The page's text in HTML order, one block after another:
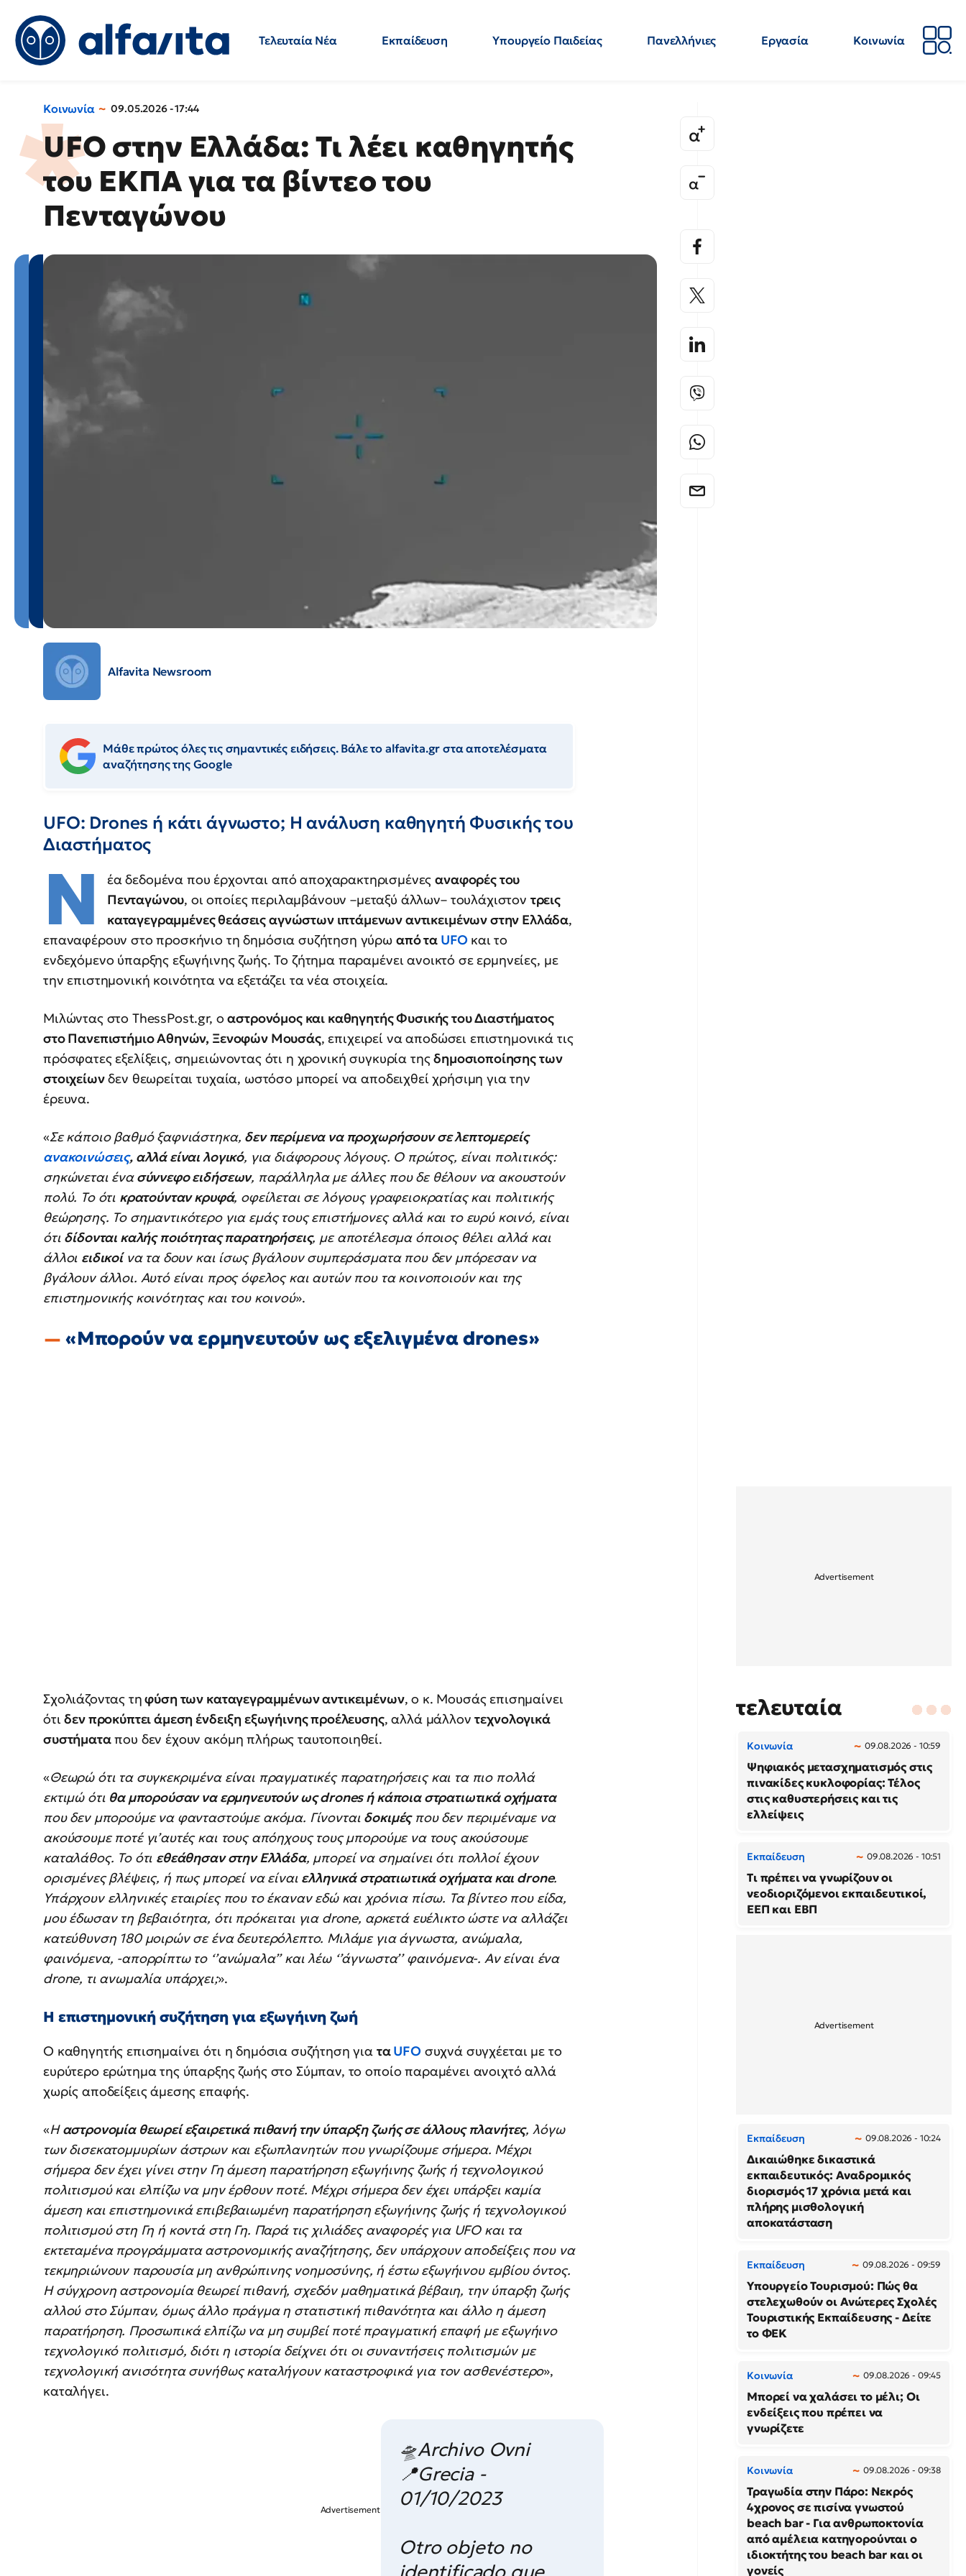
Τελευταία Νέα Εκπαίδευση Υπουργείο Παιδείας Πανελλήνιες Εργασία
Κοινωνία
Κοινωνία 09.05.2026 - 17:44
UFO στην Ελλάδα: Τι λέει καθηγητής
του ΕΚΠΑ για τα βίντεο του
Πενταγώνου
Alfavita Newsroom
Μάθε πρώτος όλες τις σημαντικές ειδήσεις. Βάλε το alfavita.gr στα αποτελέσματα
αναζήτησης της Google
UFO: Drones ή κάτι άγνωστο; Η ανάλυση καθηγητή Φυσικής του
Διαστήματος
Ν έα δεδομένα που έρχονται από αποχαρακτηρισμένεςαναφορές του
Πενταγώνου, οι οποίες περιλαμβάνουν –μεταξύ άλλων– τουλάχιστον τρεις
καταγεγραμμένες θεάσεις αγνώστων ιπτάμενων αντικειμένων στην Ελλάδα,
επαναφέρουν στο προσκήνιο τη δημόσια συζήτηση γύρω από ταUFO και το
ενδεχόμενο ύπαρξης εξωγήινης ζωής. Το ζήτημα παραμένει ανοικτό σε ερμηνείες, με
την επιστημονική κοινότητα να εξετάζει τα νέα στοιχεία.
Μιλώντας στο ThessPost.gr, οαστρονόμος και καθηγητής Φυσικής του Διαστήματος
στο Πανεπιστήμιο Αθηνών, Ξενοφών Μουσάς, επιχειρεί να αποδώσει επιστημονικά τις
πρόσφατες εξελίξεις, σημειώνοντας ότι η χρονική συγκυρία τηςδημοσιοποίησης των
στοιχείωνδεν θεωρείται τυχαία, ωστόσο μπορεί να αποδειχθεί χρήσιμη για την
έρευνα.
«Σε κάποιο βαθμό ξαφνιάστηκα, δεν περίμενα να προχωρήσουν σε λεπτομερείς
ανακοινώσεις, αλλά είναι λογικό, για διάφορους λόγους. Ο πρώτος, είναι πολιτικός:
σηκώνεται ένασύννεφο ειδήσεων, παράλληλα με άλλες που δε θέλουν να ακουστούν
πολύ. Το ότι κρατούνταν κρυφά, οφείλεται σε λόγους γραφειοκρατίας και πολιτικής
θεώρησης. Το σημαντικότερο για εμάς τους επιστήμονες αλλά και το ευρύ κοινό, είναι
ότι δίδονται καλής ποιότητας παρατηρήσεις, με αποτέλεσμα όποιος θέλει αλλά και
άλλοι ειδικοίνα τα δουν και ίσως βγάλουν συμπεράσματα που δεν μπόρεσαν να
βγάλουν άλλοι. Αυτό είναι προς όφελος και αυτών που τα κοινοποιούν και της
επιστημονικής κοινότητας και του κοινού».
«Μπορούν να ερμηνευτούν ως εξελιγμένα drones»
Σχολιάζοντας τηφύση των καταγεγραμμένων αντικειμένων, ο κ. Μουσάς επισημαίνει
ότιδεν προκύπτει άμεση ένδειξη εξωγήινης προέλευσης, αλλά μάλλοντεχνολογικά
συστήματαπου δεν έχουν ακόμη πλήρως ταυτοποιηθεί.
«Θεωρώ ότι τα συγκεκριμένα είναι πραγματικές παρατηρήσεις και τα πιο πολλά
εκτιμώ ότι θα μπορούσαν να ερμηνευτούν ως drones ή κάποια στρατιωτικά οχήματα
που δεν μπορούμε να φανταστούμε ακόμα. Γίνονται δοκιμέςπου δεν περιμέναμε να
ακούσουμε ποτέ γι’αυτές και τους απόηχους τους μπορούμε να τους ακούσουμε
καταλάθος. Το ότι εθεάθησαν στην Ελλάδα, μπορεί να σημαίνει ότι πολλοί έχουν
ορισμένες βλέψεις, ή πως μπορεί να είναι ελληνικά στρατιωτικά οχήματα και drone.
Υπάρχουν ελληνικές εταιρίες που το έκαναν εδώ και χρόνια πίσω. Τα βίντεο που είδα,
μου έδωσαν τη βεβαιότητα, ότι πρόκειται για drone, αρκετά ευέλικτο ώστε να αλλάζει
κατεύθυνση 180 μοιρών σε ένα δευτερόλεπτο. Μιλάμε για άγνωστα, ανώμαλα,
φαινόμενα, -απορρίπτω το ‘’ανώμαλα’’ και λέω ‘’άγνωστα’’ φαινόμενα-. Αν είναι ένα
drone, τι ανωμαλία υπάρχει;».
Η επιστημονική συζήτηση για εξωγήινη ζωή
Ο καθηγητής επισημαίνει ότι η δημόσια συζήτηση για ταUFOσυχνά συγχέεται με το
ευρύτερο ερώτημα της ύπαρξης ζωής στο Σύμπαν, το οποίο παραμένει ανοιχτό αλλά
χωρίς αποδείξεις άμεσης επαφής.
«Ηαστρονομία θεωρεί εξαιρετικά πιθανή την ύπαρξη ζωής σε άλλους πλανήτες, λόγω
των δισεκατομμυρίων άστρων και εξωπλανητών που γνωρίζουμε σήμερα. Μέχρι
σήμερα δεν έχει γίνει στην Γη άμεση παρατήρηση εξωγήινης ζωής ή τεχνολογικού
πολιτισμού και ελπίζω να μην έρθουν ποτέ. Μέχρι σήμερα δεν έχει υπάρξει καμία
άμεση και επιστημονικά επιβεβαιωμένη παρατήρηση εξωγήινης ζωής ή τεχνολογικού
πολιτισμού στη Γη ή κοντά στη Γη. Παρά τις χιλιάδες αναφορές για UFO και τα
εκτεταμένα προγράμματα αστρονομικής αναζήτησης, δεν υπάρχουν αποδείξεις που να
τεκμηριώνουν παρουσία μη ανθρώπινης νοημοσύνης, ή έστω εξωγήινου εμβίου όντος.
Η σύγχρονη αστρονομία θεωρεί πιθανή, σχεδόν μαθηματικά βέβαιη, την ύπαρξη ζωής
αλλού στο Σύμπαν, όμως άλλο πράγμα η στατιστική πιθανότητα και άλλο η άμεση
παρατήρηση. Προσωπικά ελπίζω να μη συμβεί ποτέ πραγματική επαφή με εξωγήινο
τεχνολογικό πολιτισμό, διότι η ιστορία δείχνει ότι οι συναντήσεις πολιτισμών με
τεχνολογική ανισότητα συνήθως καταλήγουν καταστροφικά για τον ασθενέστερο»,
καταλήγει.
🛸Archivo Ovni
📍Grecia -
01/10/2023
Otro objeto no
τελευταία
Κοινωνία 09.08.2026 - 10:59
Ψηφιακός μετασχηματισμός στις
πινακίδες κυκλοφορίας: Τέλος
στις καθυστερήσεις και τις
ελλείψεις
Εκπαίδευση 09.08.2026 - 10:51
Τι πρέπει να γνωρίζουν οι
νεοδιοριζόμενοι εκπαιδευτικοί,
ΕΕΠ και ΕΒΠ
Εκπαίδευση 09.08.2026 - 10:24
Δικαιώθηκε δικαστικά
εκπαιδευτικός: Αναδρομικός
διορισμός 17 χρόνια μετά και
πλήρης μισθολογική
αποκατάσταση
Εκπαίδευση 09.08.2026 - 09:59
Υπουργείο Τουρισμού: Πώς θα
στελεχωθούν οι Ανώτερες Σχολές
Τουριστικής Εκπαίδευσης - Δείτε
το ΦΕΚ
Κοινωνία 09.08.2026 - 09:45
Μπορεί να χαλάσει το μέλι; Οι
ενδείξεις που πρέπει να
γνωρίζετε
Κοινωνία 09.08.2026 - 09:38
Τραγωδία στην Πάρο: Νεκρός
4χρονος σε πισίνα γνωστού
beach bar - Για ανθρωποκτονία
από αμέλεια κατηγορούνται ο
ιδιοκτήτης του beach bar και οι
γονείς